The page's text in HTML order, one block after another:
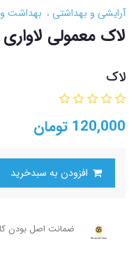
آرایشی و بهداشتی بهداشت و
لاک معمولی لاواری L29
لاک
120,000 تومان
ضمانت اصل بودن